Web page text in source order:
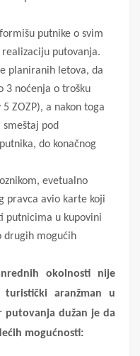
putnike o svim
putovanja.
planiranih letova, da
3 noćenja o trošku
ZOZP), a nakon toga
pod
do konačnog
evetualno
pravca avio karte koji
putnicima u kupovini
drugih mogućih
okolnosti nije
turistički aranžman u
putovanja dužan je da
mogućnosti: